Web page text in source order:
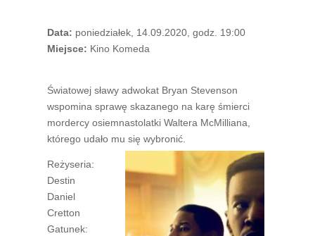
Data: poniedziałek, 14.09.2020, godz. 19:00
Miejsce: Kino Komeda
Światowej sławy adwokat Bryan Stevenson
wspomina sprawę skazanego na karę śmierci
mordercy osiemnastolatki Waltera McMilliana,
którego udało mu się wybronić.
Reżyseria:
Destin
Daniel
Cretton
Gatunek: